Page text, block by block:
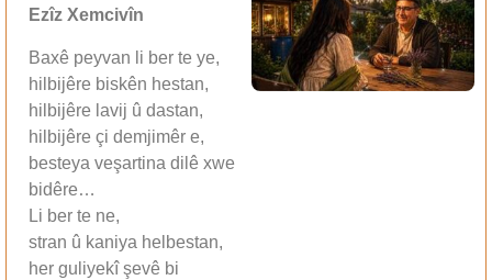
Ezîz Xemcivîn
Baxê peyvan li ber te ye,
hilbijêre biskên hestan,
hilbijêre lavij û dastan,
hilbijêre çi demjimêr e,
besteya veşartina dilê xwe
bidêre…
Li ber te ne,
stran û kaniya helbestan,
her guliyekî şevê bi